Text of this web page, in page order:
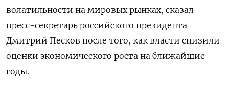
волатильности на мировых рынках, сказал
пресс-секретарь российского президента
Дмитрий ‌Песков после того, как власти снизили
оценки экономического роста на ближайшие
годы.